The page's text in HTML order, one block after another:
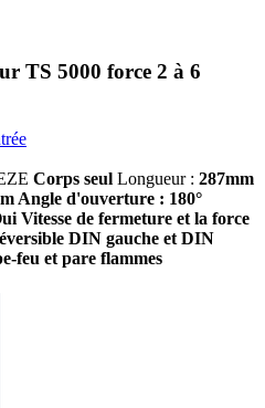
TS 5000 force 2 à 6
Corps seul Longueur : 287mm
Angle d'ouverture : 180°
Vitesse de fermeture et la force
DIN gauche et DIN
feu et pare flammes